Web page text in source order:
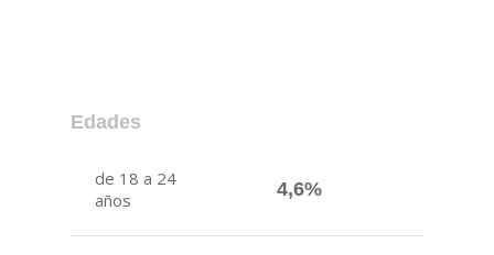
Edades
de 18 a 24
años
4,6%